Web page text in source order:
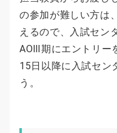
の参加が難しい方は
えるので、入試セン
AOⅢ期にエントリー
15日以降に入試セン
う。